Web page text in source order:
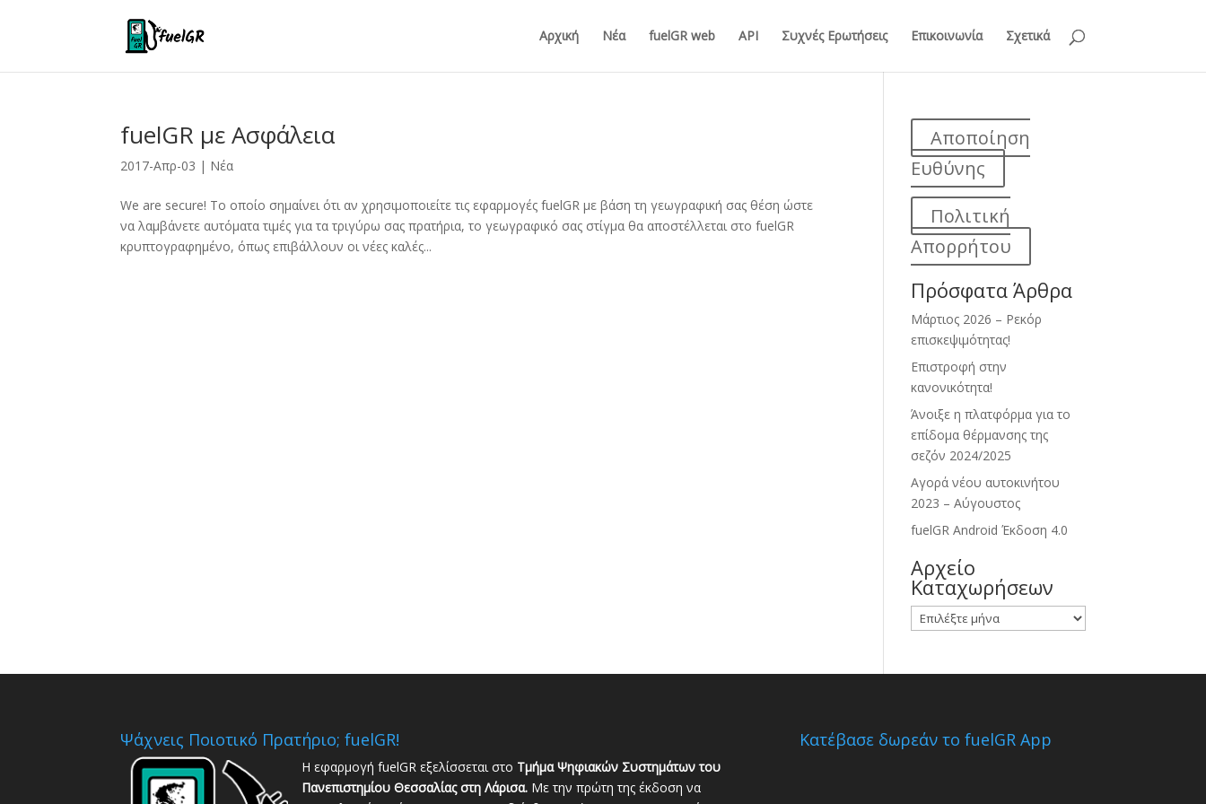
Αρχική Νέα fuelGR web API Συχνές Ερωτήσεις Επικοινωνία Σχετικά
fuelGR με Ασφάλεια
2017-Απρ-03 | Νέα
We are secure! Το οποίο σημαίνει ότι αν χρησιμοποιείτε τις εφαρμογές fuelGR με βάση τη γεωγραφική σας θέση ώστε
να λαμβάνετε αυτόματα τιμές για τα τριγύρω σας πρατήρια, το γεωγραφικό σας στίγμα θα αποστέλλεται στο fuelGR
κρυπτογραφημένο, όπως επιβάλλουν οι νέες καλές...
Αποποίηση
Ευθύνης
Πολιτική
Απορρήτου
Πρόσφατα Άρθρα
Μάρτιος 2026 – Ρεκόρ
επισκεψιμότητας!
Επιστροφή στην
κανονικότητα!
Άνοιξε η πλατφόρμα για το
επίδομα θέρμανσης της
σεζόν 2024/2025
Αγορά νέου αυτοκινήτου
2023 – Αύγουστος
fuelGR Android Έκδοση 4.0
Αρχείο
Καταχωρήσεων
Αρχείο
Καταχωρήσεων
Ψάχνεις Ποιοτικό Πρατήριο; fuelGR!
Η εφαρμογή fuelGR εξελίσσεται στο Τμήμα Ψηφιακών Συστημάτων του
Πανεπιστημίου Θεσσαλίας στη Λάρισα. Με την πρώτη της έκδοση να
Κατέβασε δωρεάν το fuelGR App